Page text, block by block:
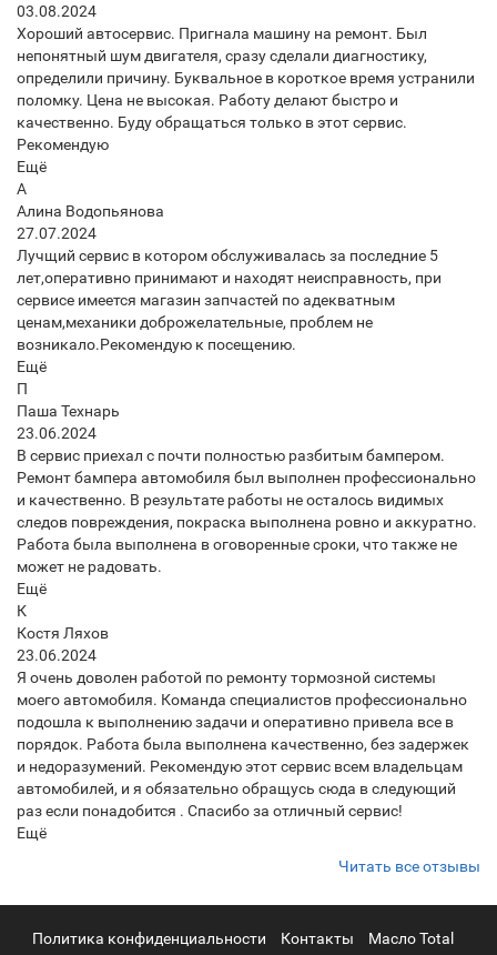
03.08.2024
Хороший автосервис. Пригнала машину на ремонт. Был
непонятный шум двигателя, сразу сделали диагностику,
определили причину. Буквальное в короткое время устранили
поломку. Цена не высокая. Работу делают быстро и
качественно. Буду обращаться только в этот сервис.
Рекомендую
Ещё
А
Алина Водопьянова
27.07.2024
Лучщий сервис в котором обслуживалась за последние 5
лет,оперативно принимают и находят неисправность, при
сервисе имеется магазин запчастей по адекватным
ценам,механики доброжелательные, проблем не
возникало.Рекомендую к посещению.
Ещё
П
Паша Технарь
23.06.2024
В сервис приехал с почти полностью разбитым бампером.
Ремонт бампера автомобиля был выполнен профессионально
и качественно. В результате работы не осталось видимых
следов повреждения, покраска выполнена ровно и аккуратно.
Работа была выполнена в оговоренные сроки, что также не
может не радовать.
Ещё
К
Костя Ляхов
23.06.2024
Я очень доволен работой по ремонту тормозной системы
моего автомобиля. Команда специалистов профессионально
подошла к выполнению задачи и оперативно привела все в
порядок. Работа была выполнена качественно, без задержек
и недоразумений. Рекомендую этот сервис всем владельцам
автомобилей, и я обязательно обращусь сюда в следующий
раз если понадобится . Спасибо за отличный сервис!
Ещё
Читать все отзывы
Политика конфиденциальности Контакты
Масло Total